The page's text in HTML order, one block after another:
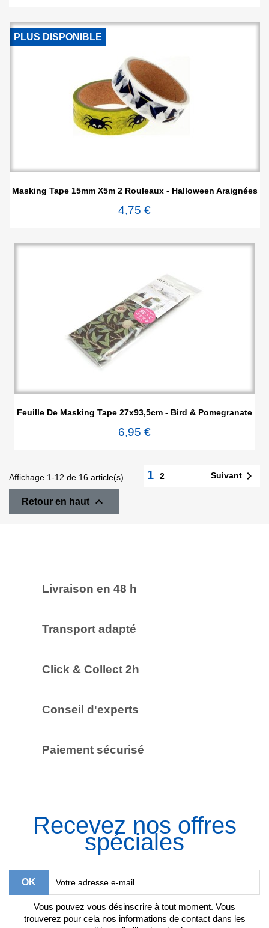
Masking Tape 15mm X5m 2 Rouleaux - Halloween Araignées
4,75 €
PLUS DISPONIBLE
Feuille De Masking Tape 27x93,5cm - Bird & Pomegranate
6,95 €
Affichage 1-12 de 16 article(s) 1 2 Suivant 
Retour en haut 
Livraison en 48 h
Transport adapté
Click & Collect 2h
Conseil d'experts
Paiement sécurisé
Recevez nos offres
spéciales
Vous pouvez vous désinscrire à tout moment. Vous
trouverez pour cela nos informations de contact dans les